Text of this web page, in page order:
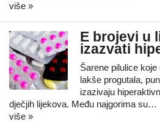
više »
E brojevi u
izazvati
Šarene pilulice
lakše progutala,
izazivaju
dječjih lijekova. Među najgorima su…
više »